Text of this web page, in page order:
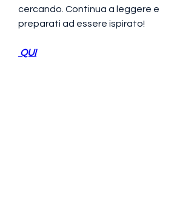
cercando. Continua a leggere e
preparati ad essere ispirato!
QUI